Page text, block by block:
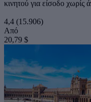
κινητού για είσοδο χωρίς
4,4 (15.906)
Από
20,79 $